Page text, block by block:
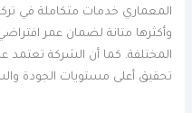
المعماري خدمات متكاملة في
وأكثرها متانة لضمان عمر
المختلفة. كما أن الشركة تعتمد
تحقيق أعلى مستويات الجودة